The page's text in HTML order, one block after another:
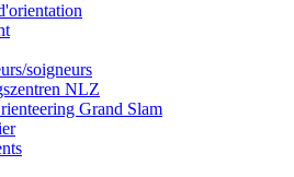
soigneurs
NLZ
Grand Slam